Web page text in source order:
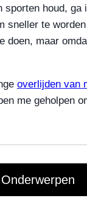
sporten houd, ga
sneller te
doen, maar
overlijden van
me geholpen
Onderwerpen